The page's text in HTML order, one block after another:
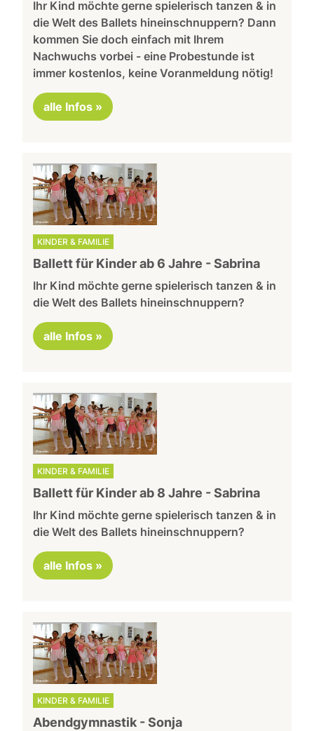
Ihr Kind möchte gerne spielerisch tanzen & in
die Welt des Ballets hineinschnuppern? Dann
kommen Sie doch einfach mit Ihrem
Nachwuchs vorbei - eine Probestunde ist
immer kostenlos, keine Voranmeldung nötig!
alle Infos »
KINDER & FAMILIE
Ballett für Kinder ab 6 Jahre - Sabrina
Ihr Kind möchte gerne spielerisch tanzen & in
die Welt des Ballets hineinschnuppern?
alle Infos »
KINDER & FAMILIE
Ballett für Kinder ab 8 Jahre - Sabrina
Ihr Kind möchte gerne spielerisch tanzen & in
die Welt des Ballets hineinschnuppern?
alle Infos »
KINDER & FAMILIE
Abendgymnastik - Sonja